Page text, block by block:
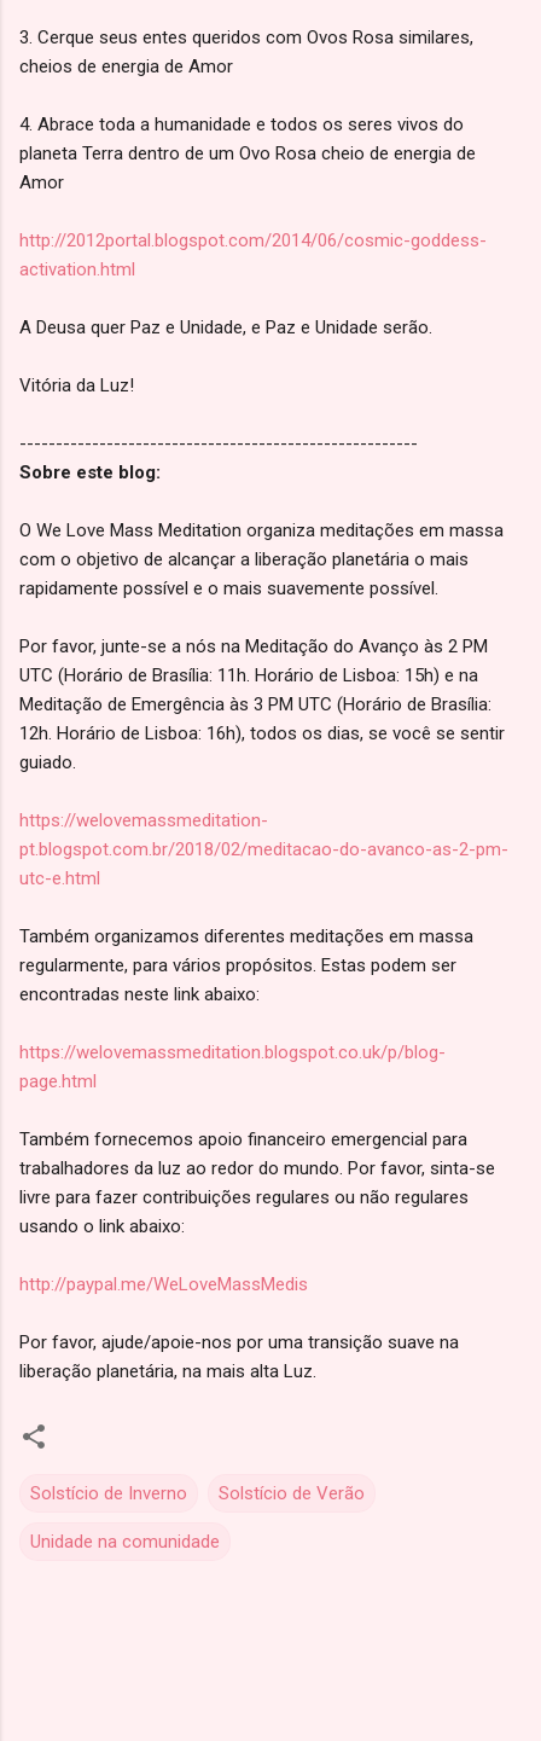
3. Cerque seus entes queridos com Ovos Rosa similares,
cheios de energia de Amor
4. Abrace toda a humanidade e todos os seres vivos do
planeta Terra dentro de um Ovo Rosa cheio de energia de
Amor
http://2012portal.blogspot.com/2014/06/cosmic-goddess-
activation.html
A Deusa quer Paz e Unidade, e Paz e Unidade serão.
Vitória da Luz!
-------------------------------------------------------
Sobre este blog:
O We Love Mass Meditation organiza meditações em massa
com o objetivo de alcançar a liberação planetária o mais
rapidamente possível e o mais suavemente possível.
Por favor, junte-se a nós na Meditação do Avanço às 2 PM
UTC (Horário de Brasília: 11h. Horário de Lisboa: 15h) e na
Meditação de Emergência às 3 PM UTC (Horário de Brasília:
12h. Horário de Lisboa: 16h), todos os dias, se você se sentir
guiado.
https://welovemassmeditation-
pt.blogspot.com.br/2018/02/meditacao-do-avanco-as-2-pm-
utc-e.html
Também organizamos diferentes meditações em massa
regularmente, para vários propósitos. Estas podem ser
encontradas neste link abaixo:
https://welovemassmeditation.blogspot.co.uk/p/blog-
page.html
Também fornecemos apoio financeiro emergencial para
trabalhadores da luz ao redor do mundo. Por favor, sinta-se
livre para fazer contribuições regulares ou não regulares
usando o link abaixo:
http://paypal.me/WeLoveMassMedis
Por favor, ajude/apoie-nos por uma transição suave na
liberação planetária, na mais alta Luz.
Solstício de Inverno Solstício de Verão
Unidade na comunidade